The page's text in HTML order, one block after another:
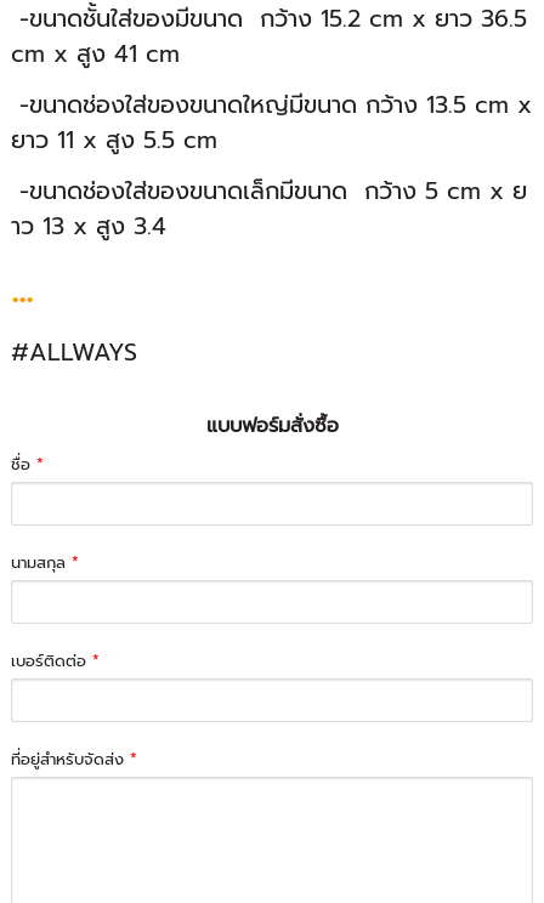
-ขนาดชั้นใส่ของมีขนาด กว้าง 15.2 cm x ยาว 36.5
cm x สูง 41 cm
-ขนาดช่องใส่ของขนาดใหญ่มีขนาด กว้าง 13.5 cm x
ยาว 11 x สูง 5.5 cm
-ขนาดช่องใส่ของขนาดเล็กมีขนาด กว้าง 5 cm x ย
าว 13 x สูง 3.4
...
#ALLWAYS
แบบฟอร์มสั่งซื้อ
ชื่อ*
นามสกุล*
เบอร์ติดต่อ*
ที่อยู่สำหรับจัดส่ง*